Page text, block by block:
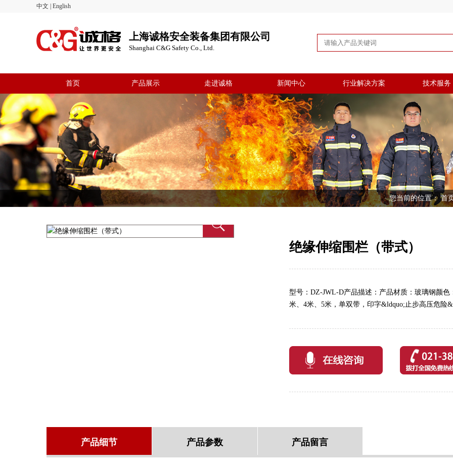
中文 English
上海诚格安全装备集团有限公司
Shanghai C&G Safety Co., Ltd.
首页 产品展示 走进诚格 新闻中心 行业解决方案 技术服务
您当前的位置：首
绝缘伸缩围栏（带式）
型号：DZ-JWL-D产品描述：产品材质：玻璃钢颜
米、4米、5米，单双带，印字&ldquo;止步高压危险
产品细节 产品参数 产品留言